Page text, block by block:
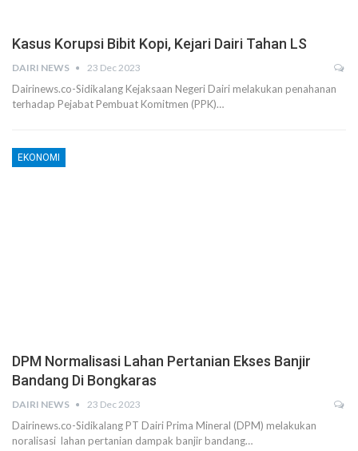
Kasus Korupsi Bibit Kopi, Kejari Dairi Tahan LS
DAIRI NEWS 23 Dec 2023
Dairinews.co-Sidikalang Kejaksaan Negeri Dairi melakukan penahanan
terhadap Pejabat Pembuat Komitmen (PPK)…
EKONOMI
DPM Normalisasi Lahan Pertanian Ekses Banjir
Bandang Di Bongkaras
DAIRI NEWS 23 Dec 2023
Dairinews.co-Sidikalang PT Dairi Prima Mineral (DPM) melakukan
noralisasi lahan pertanian dampak banjir bandang…